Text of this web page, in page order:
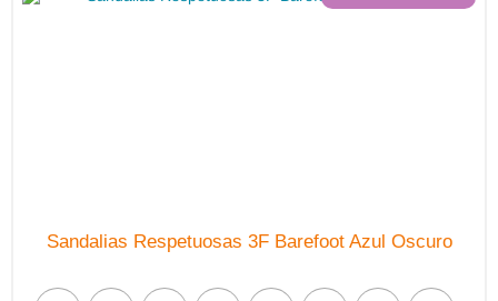
elegir
Sandalias Respetuosas 3F Barefoot Azul Oscuro